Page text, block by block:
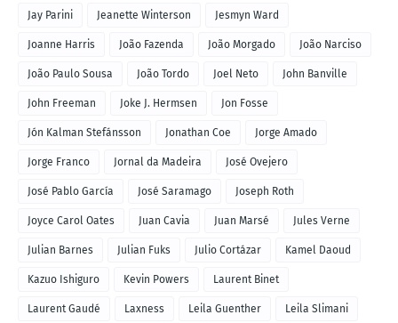
Jay Parini Jeanette Winterson Jesmyn Ward
Joanne Harris João Fazenda João Morgado João Narciso
João Paulo Sousa João Tordo Joel Neto John Banville
John Freeman Joke J. Hermsen Jon Fosse
Jón Kalman Stefánsson Jonathan Coe Jorge Amado
Jorge Franco Jornal da Madeira José Ovejero
José Pablo García José Saramago Joseph Roth
Joyce Carol Oates Juan Cavia Juan Marsé Jules Verne
Julian Barnes Julian Fuks Julio Cortázar Kamel Daoud
Kazuo Ishiguro Kevin Powers Laurent Binet
Laurent Gaudé Laxness Leila Guenther Leila Slimani